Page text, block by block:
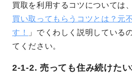
買取を利用するコツについては
買い取ってもらうコツとは？元
す！
」でくわしく説明している
てください。
2-1-2. 売っても住み続けた